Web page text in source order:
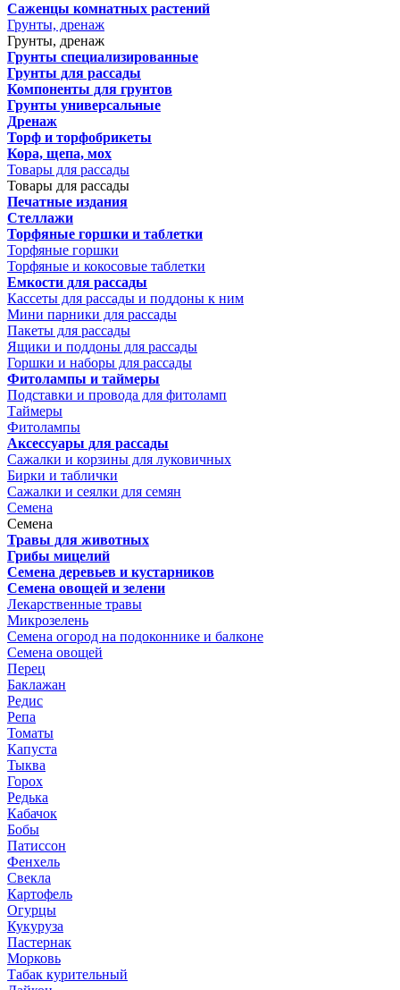
Саженцы комнатных растений
Грунты, дренаж
Грунты, дренаж
Грунты специализированные
Грунты для рассады
Компоненты для грунтов
Грунты универсальные
Дренаж
Торф и торфобрикеты
Кора, щепа, мох
Товары для рассады
Товары для рассады
Печатные издания
Стеллажи
Торфяные горшки и таблетки
Торфяные горшки
Торфяные и кокосовые таблетки
Емкости для рассады
Кассеты для рассады и поддоны к ним
Мини парники для рассады
Пакеты для рассады
Ящики и поддоны для рассады
Горшки и наборы для рассады
Фитолампы и таймеры
Подставки и провода для фитоламп
Таймеры
Фитолампы
Аксессуары для рассады
Сажалки и корзины для луковичных
Бирки и таблички
Сажалки и сеялки для семян
Семена
Семена
Травы для животных
Грибы мицелий
Семена деревьев и кустарников
Семена овощей и зелени
Лекарственные травы
Микрозелень
Семена огород на подоконнике и балконе
Семена овощей
Перец
Баклажан
Редис
Репа
Томаты
Капуста
Тыква
Горох
Редька
Кабачок
Бобы
Патиссон
Фенхель
Свекла
Картофель
Огурцы
Кукуруза
Пастернак
Морковь
Табак курительный